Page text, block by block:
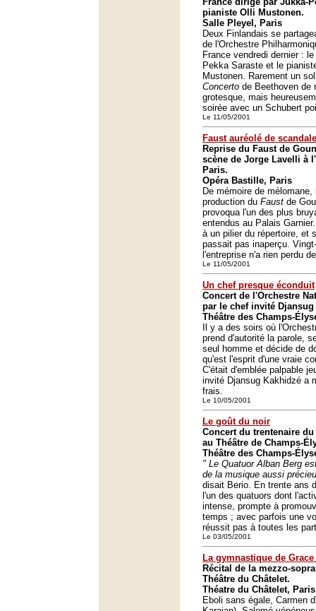
pianiste Olli Mustonen.
Salle Pleyel, Paris
Deux Finlandais se
de l'Orchestre
France vendredi dernier :
Pekka Saraste et le
Mustonen. Rarement un
Concerto de Beethoven de
grotesque, mais
soirée avec un Schubert
Le 11/05/2001
Faust auréolé de
Reprise du Faust de
scène de Jorge Lavelli à
Paris.
Opéra Bastille, Paris
De mémoire de
production du Faust de
provoqua l'un des plus
entendus au Palais
à un pilier du répertoire, et
passait pas inaperçu.
l'entreprise n'a rien perdu
Le 11/05/2001
Un chef presque éconduit
Concert de l'Orchestre
par le chef invité
Théâtre des Champs-
Il y a des soirs où
prend d'autorité la parole,
seul homme et décide de
qu'est l'esprit d'une vraie
C'était d'emblée palpable
invité Djansug Kakhidzé a
frais.
Le 10/05/2001
Le goût du noir
Concert du trentenaire
au Théâtre de Champs-
Théâtre des Champs-
" Le Quatuor Alban Berg
de la musique aussi
disait Berio. En trente ans
l'un des quatuors dont
intense, prompte à
temps ; avec parfois une
réussit pas à toutes les
Le 03/05/2001
La gymnastique de
Récital de la mezzo-
Théâtre du Châtelet.
Théatre du Châtelet, Paris
Eboli sans égale, Carmen